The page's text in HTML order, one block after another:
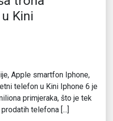
Kini
Apple smartfon Iphone,
telefon u Kini Iphone 6 je
primjeraka, što je tek
telefona [...]